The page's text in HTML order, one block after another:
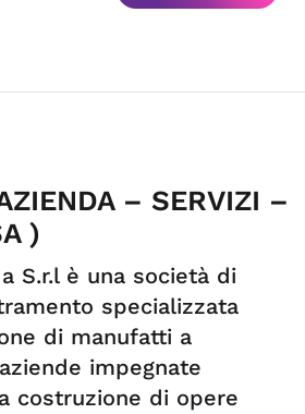
– SERVIZI –
)
S.r.l è una società di
specializzata
di manufatti a
impegnate
costruzione di opere